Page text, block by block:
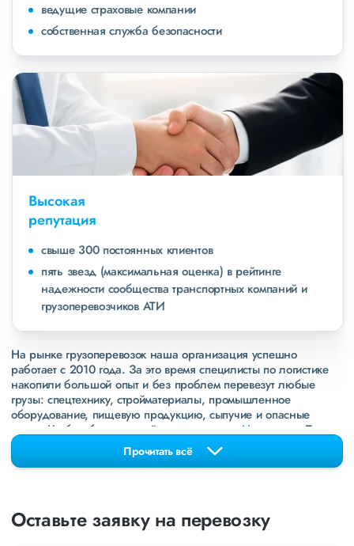
ведущие страховые компании
собственная служба безопасности
Высокая
репутация
свыше 300 постоянных клиентов
пять звезд (максимальная оценка) в рейтинге
надежности сообщества транспортных компаний и
грузоперевозчиков АТИ
На рынке грузоперевозок наша организация успешно
работает с 2010 года. За это время специлисты по логистике
накопили большой опыт и без проблем перевезут любые
грузы: спецтехнику, стройматериалы, промышленное
оборудование, пищевую продукцию, сыпучие и опасные
грузы. Чтобы убедиться зайдите в раздел
«Наш опыт»
. Там
свежие примеры перевозок, которые обновляются несколько
раз в неделю. Также недавно мы запустили новые
направления вДНРиЛНР. Предоставляем все стандартные
экспедирование. За каждым клиентом закреплен менеджер,
который сообщит о текущем статусе вашего груза. Чтобы
Прочитать всё
Оставьте заявку на перевозку